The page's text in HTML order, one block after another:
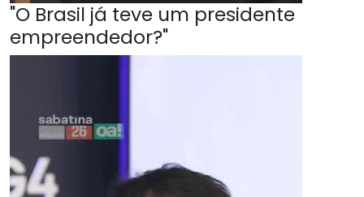
"O Brasil já teve um presidente
empreendedor?"